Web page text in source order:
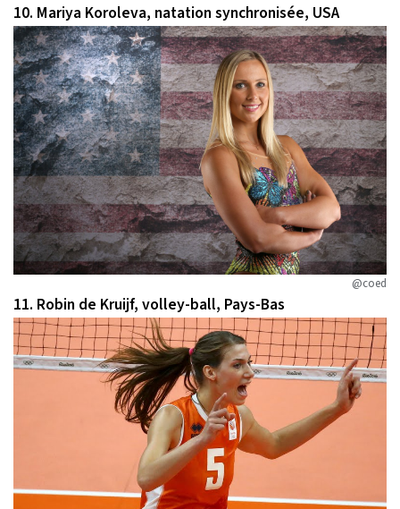
10. Mariya Koroleva, natation synchronisée, USA
@coed
11. Robin de Kruijf, volley-ball, Pays-Bas